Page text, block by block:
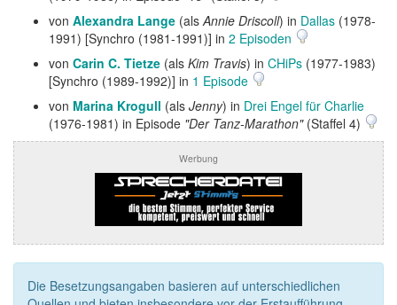
von Alexandra Lange (alsAnnie Driscoll) in Dallas (1978-
1991) [Synchro (1981-1991)] in 2 Episoden
von Carin C. Tietze (als Kim Travis) in CHiPs (1977-1983)
[Synchro (1989-1992)] in 1 Episode
von Marina Krogull (als Jenny) in Drei Engel für Charlie
(1976-1981) in Episode "Der Tanz-Marathon"(Staffel 4)
Werbung
Die Besetzungsangaben basieren auf unterschiedlichen